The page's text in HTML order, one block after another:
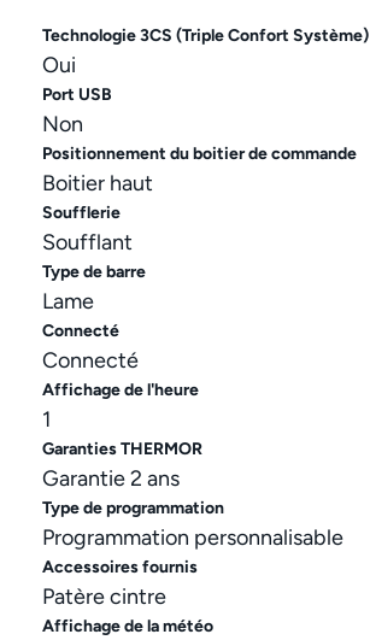
Technologie 3CS (Triple Confort Système)
Oui
Port USB
Non
Positionnement du boitier de commande
Boitier haut
Soufflerie
Soufflant
Type de barre
Lame
Connecté
Connecté
Affichage de l'heure
1
Garanties THERMOR
Garantie 2 ans
Type de programmation
Programmation personnalisable
Accessoires fournis
Patère cintre
Affichage de la météo